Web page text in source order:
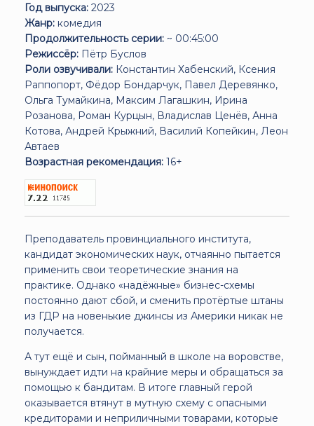
Год выпуска: 2023
Жанр: комедия
Продолжительность серии: ~ 00:45:00
Режиссёр: Пётр Буслов
Роли озвучивали: Константин Хабенский, Ксения
Раппопорт, Фёдор Бондарчук, Павел Деревянко,
Ольга Тумайкина, Максим Лагашкин, Ирина
Розанова, Роман Курцын, Владислав Ценёв, Анна
Котова, Андрей Крыжний, Василий Копейкин, Леон
Автаев
Возрастная рекомендация: 16+
Преподаватель провинциального института,
кандидат экономических наук, отчаянно пытается
применить свои теоретические знания на
практике. Однако «надёжные» бизнес-схемы
постоянно дают сбой, и сменить протёртые штаны
из ГДР на новенькие джинсы из Америки никак не
получается.
А тут ещё и сын, пойманный в школе на воровстве,
вынуждает идти на крайние меры и обращаться за
помощью к бандитам. В итоге главный герой
оказывается втянут в мутную схему с опасными
кредиторами и неприличными товарами, которые